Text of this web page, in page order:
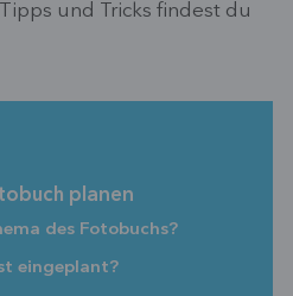
und Tricks findest du
planen
des Fotobuchs?
eingeplant?